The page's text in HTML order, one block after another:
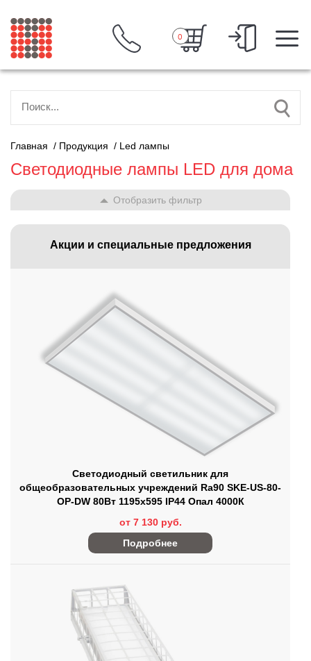
0
Главная / Продукция / Led лампы
Светодиодные лампы LED для дома
Отобразить фильтр
Акции и специальные предложения
Светодиодный светильник для
общеобразовательных учреждений Ra90 SKE-US-80-
OP-DW 80Вт 1195х595 IP44 Опал 4000К
от 7 130 руб.
Подробнее